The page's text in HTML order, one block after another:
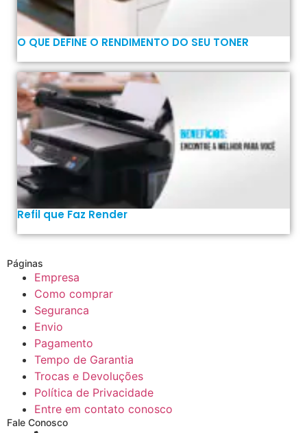
O QUE DEFINE O RENDIMENTO DO SEU TONER
Refil que Faz Render
Páginas
Empresa
Como comprar
Seguranca
Envio
Pagamento
Tempo de Garantia
Trocas e Devoluções
Política de Privacidade
Entre em contato conosco
Fale Conosco